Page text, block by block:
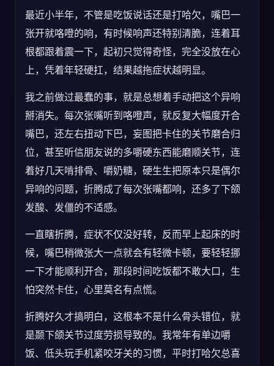
最近小半年，不管是吃饭说话还是打哈欠，嘴巴一
张开就咯噔的响，有时候响声还特别清脆，连着耳
根都跟着震一下，起初只觉得奇怪，完全没放在心
上，凭着年轻硬扛，结果越拖症状越明显。
我之前做过最蠢的事，就是总想着手动把这个异响
掰消失。每次张嘴听到咯噔声，就反复大幅度开合
嘴巴，还左右扭动下巴，妄图把卡住的关节磨合归
位，甚至听信朋友说的多嚼硬东西能磨顺关节，连
着好几天啃排骨、嚼奶糖，硬生生把原本只是偶尔
异响的问题，折腾成了每次张嘴都响，还多了下颌
发酸、发僵的不适感。
一直瞎折腾，症状不仅没好转，反而早上起床的时
候，嘴巴稍微张大一点就会有轻微卡顿，要轻轻挪
一下才能顺利开合，那段时间吃饭都不敢大口，生
怕突然卡住，心里莫名有点慌。
折腾好久才搞明白，这根本不是什么骨头错位，就
是颞下颌关节过度劳损导致的。我常年有单边嚼
饭、低头玩手机紧咬牙关的习惯，平时打哈欠总喜